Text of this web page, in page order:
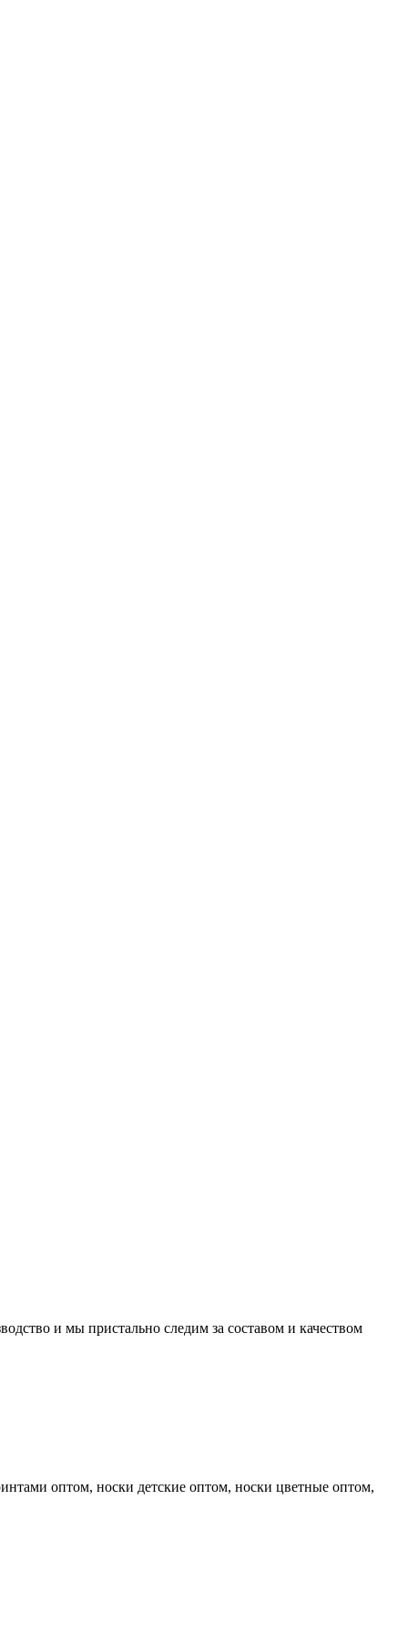
и мы пристально следим за составом и качеством
оптом, носки детские оптом, носки цветные оптом,